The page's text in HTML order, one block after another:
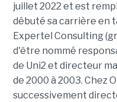
juillet 2022 et est
débuté sa carrière en
Expertel Consulting
d'être nommé
de Uni2 et directeur
de 2000 à 2003. Chez
successivement